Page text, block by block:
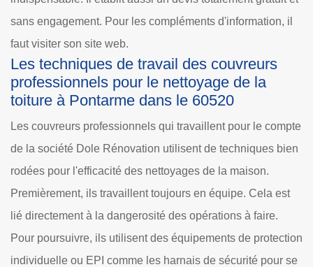
sans engagement. Pour les compléments d'information, il
faut visiter son site web.
Les techniques de travail des couvreurs
professionnels pour le nettoyage de la
toiture à Pontarme dans le 60520
Les couvreurs professionnels qui travaillent pour le compte
de la société Dole Rénovation utilisent de techniques bien
rodées pour l'efficacité des nettoyages de la maison.
Premièrement, ils travaillent toujours en équipe. Cela est
lié directement à la dangerosité des opérations à faire.
Pour poursuivre, ils utilisent des équipements de protection
individuelle ou EPI comme les harnais de sécurité pour se